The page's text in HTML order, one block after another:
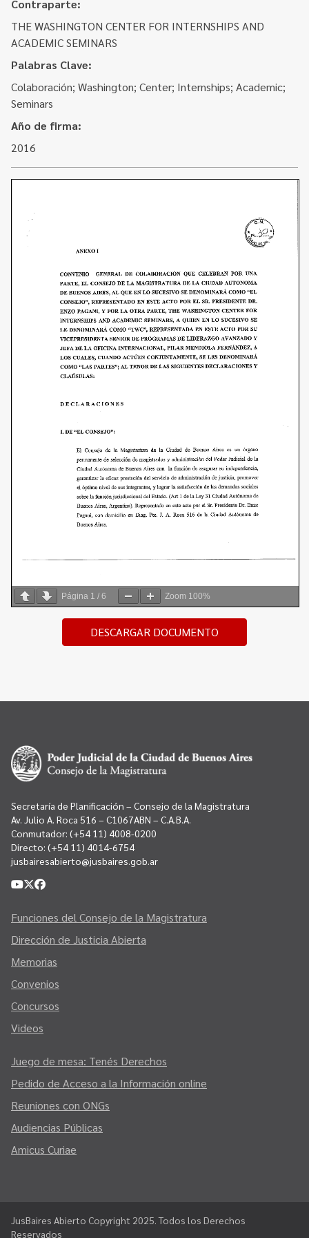
Convenios
Acceso a la información Pública
Tenés Derechos
Plan de Gobierno Abierto en la Justicia
Programa Educación en Derechos Humanos
Cuento con Derechos
Transparencia
Contacto
Contraparte:
THE WASHINGTON CENTER FOR INTERNSHIPS AND
ACADEMIC SEMINARS
Palabras Clave:
Colaboración; Washington; Center; Internships; Academic;
Seminars
Año de firma:
2016
Página 1 / 6 Zoom 100%
DESCARGAR DOCUMENTO
Secretaría de Planificación – Consejo de la Magistratura
Av. Julio A. Roca 516 – C1067ABN – C.A.B.A.
Conmutador: (+54 11) 4008-0200
Directo: (+54 11) 4014-6754
jusbairesabierto@jusbaires.gob.ar
Funciones del Consejo de la Magistratura
Dirección de Justicia Abierta
Memorias
Convenios
Concursos
Videos
Juego de mesa: Tenés Derechos
Pedido de Acceso a la Información online
Reuniones con ONGs
Audiencias Públicas
Amicus Curiae
JusBaires Abierto Copyright 2025. Todos los Derechos
Reservados